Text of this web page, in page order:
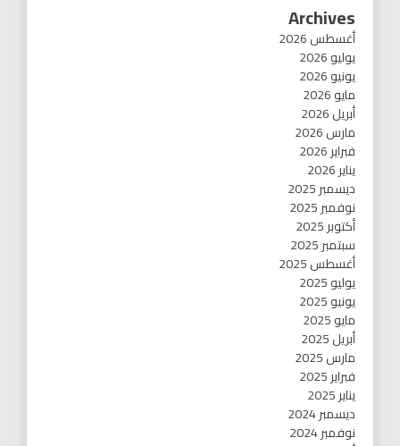
Archives
أغسطس 2026
يوليو 2026
يونيو 2026
مايو 2026
أبريل 2026
مارس 2026
فبراير 2026
يناير 2026
ديسمبر 2025
نوفمبر 2025
أكتوبر 2025
سبتمبر 2025
أغسطس 2025
يوليو 2025
يونيو 2025
مايو 2025
أبريل 2025
مارس 2025
فبراير 2025
يناير 2025
ديسمبر 2024
نوفمبر 2024